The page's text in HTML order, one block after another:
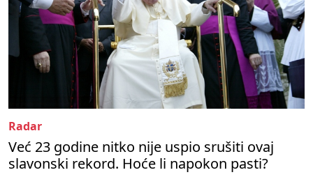
Radar
Već 23 godine nitko nije uspio srušiti ovaj
slavonski rekord. Hoće li napokon pasti?